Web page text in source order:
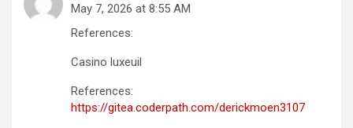
May 7, 2026 at 8:55 AM
References:
Casino luxeuil
References:
https://gitea.coderpath.com/derickmoen3107